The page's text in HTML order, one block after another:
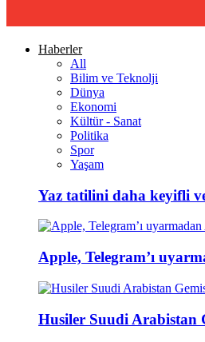
Haberler
All
Bilim ve Teknolji
Dünya
Ekonomi
Kültür - Sanat
Politika
Spor
Yaşam
Yaz tatilini daha keyifli
Apple, Telegram’ı
Husiler Suudi Arabistan